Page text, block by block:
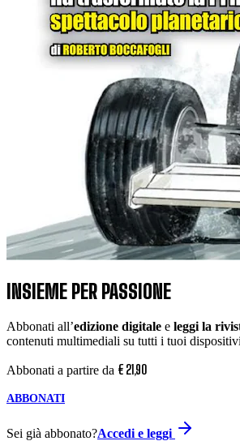
INSIEME PER PASSIONE
Abbonati all’edizione digitale e leggi la
contenuti multimediali su tutti i tuoi
Abbonati a partire da € 21,90
ABBONATI
Sei già abbonato?Accedi e leggi